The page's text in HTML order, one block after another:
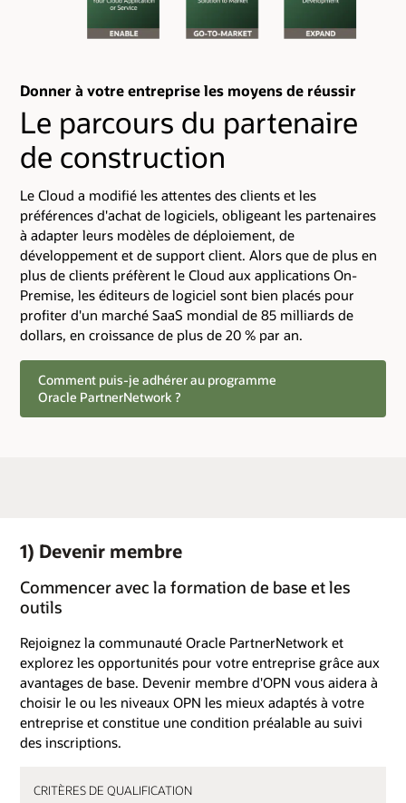
Donner à votre entreprise les moyens de réussir
Le parcours du partenaire
de construction
Le Cloud a modifié les attentes des clients et les
préférences d'achat de logiciels, obligeant les partenaires
à adapter leurs modèles de déploiement, de
développement et de support client. Alors que de plus en
plus de clients préfèrent le Cloud aux applications On-
Premise, les éditeurs de logiciel sont bien placés pour
profiter d'un marché SaaS mondial de 85 milliards de
dollars, en croissance de plus de 20 % par an.
Comment puis-je adhérer au programme
Oracle PartnerNetwork ?
1) Devenir membre
Commencer avec la formation de base et les
outils
Rejoignez la communauté Oracle PartnerNetwork et
explorez les opportunités pour votre entreprise grâce aux
avantages de base. Devenir membre d'OPN vous aidera à
choisir le ou les niveaux OPN les mieux adaptés à votre
entreprise et constitue une condition préalable au suivi
des inscriptions.
CRITÈRES DE QUALIFICATION